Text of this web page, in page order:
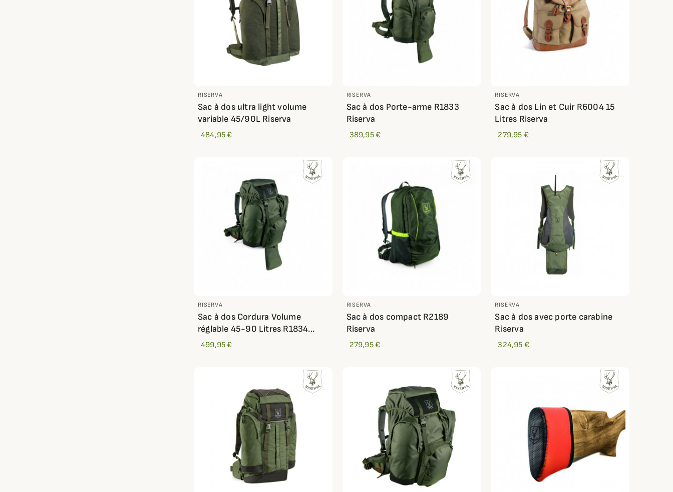
RISERVA
Sac à dos ultra light volume
variable 45/90L Riserva
484,95 €
RISERVA
Sac à dos Porte-arme R1833
Riserva
389,95 €
RISERVA
Sac à dos Lin et Cuir R6004 15
Litres Riserva
279,95 €
RISERVA
Sac à dos Cordura Volume
réglable 45-90 Litres R1834...
499,95 €
RISERVA
Sac à dos compact R2189
Riserva
279,95 €
RISERVA
Sac à dos avec porte carabine
Riserva
324,95 €